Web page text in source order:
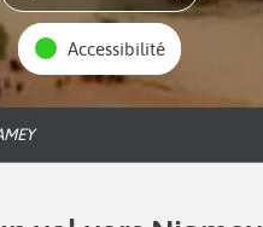
Accessibilité